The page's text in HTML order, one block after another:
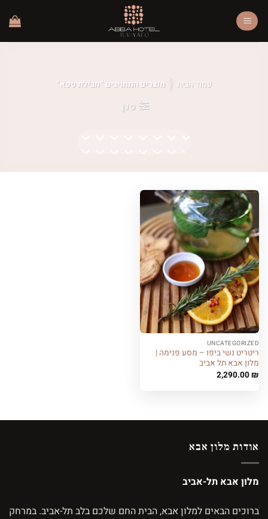
Skip
content
עמוד הבית מוצרים המתויגים “חבילת ספא”
סנן
UNCATEGORIZED
ריטריט נשי ביפו – מסע פנימה |
מלון אבא תל אביב
2,290.00₪
אודות מלון אבא
מלון אבא תל-אביב
ברוכים הבאים למלון אבא, הבית החם שלכם בלב תל-אביב. במרחק